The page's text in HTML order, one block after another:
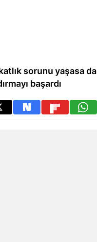
sorunu yaşasa da
başardı